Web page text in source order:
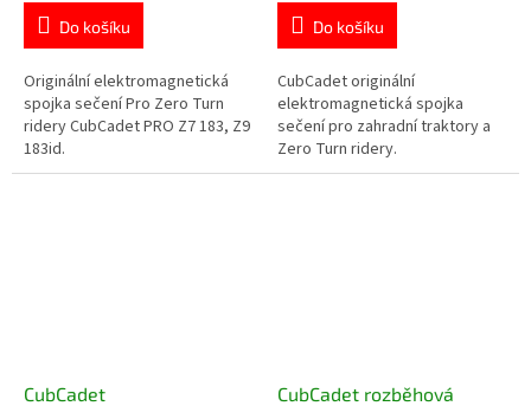
Do košíku
Originální elektromagnetická
spojka sečení Pro Zero Turn
ridery CubCadet PRO Z7 183, Z9
183id.
Do košíku
CubCadet originální
elektromagnetická spojka
sečení pro zahradní traktory a
Zero Turn ridery.
CubCadet
CubCadet rozběhová